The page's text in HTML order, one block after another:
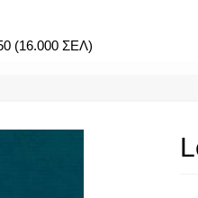
(16.000 ΣΕΛ)